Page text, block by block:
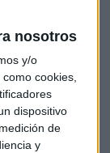
nosotros
y/o
cookies,
dispositivo
de
y
fusión y que la
una medida
del
miembros del